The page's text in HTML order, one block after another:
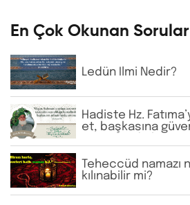
En Çok Okunan Sorular
Ledün İlmi Nedir?
Hadiste Hz.
et, başkasına
etmektedir. Bu
Teheccüd namazı
kılınabilir mi?